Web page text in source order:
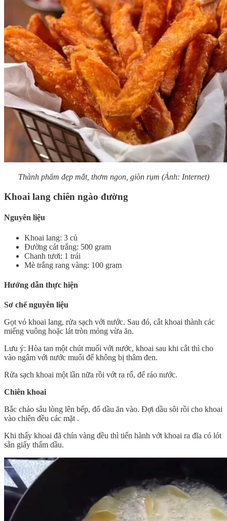
Thành phẩm đẹp mắt, thơm ngon, giòn rụm (Ảnh: Internet)
Khoai lang chiên ngào đường
Nguyên liệu
Khoai lang: 3 củ
Đường cát trắng: 500 gram
Chanh tươi: 1 trái
Mè trắng rang vàng: 100 gram
Hướng dẫn thực hiện
Sơ chế nguyên liệu
Gọt vỏ khoai lang, rửa sạch với nước. Sau đó, cắt khoai thành các
miếng vuông hoặc lát tròn mỏng vừa ăn.
Lưu ý: Hòa tan một chút muối với nước, khoai sau khi cắt thì cho
vào ngâm với nước muối để không bị thâm đen.
Rửa sạch khoai một lần nữa rồi vớt ra rổ, để ráo nước.
Chiên khoai
Bắc chảo sâu lòng lên bếp, đổ dầu ăn vào. Đợi dầu sôi rồi cho khoai
vào chiên đều các mặt .
Khi thấy khoai đã chín vàng đều thì tiến hành vớt khoai ra đĩa có lót
sẵn giấy thấm dầu.